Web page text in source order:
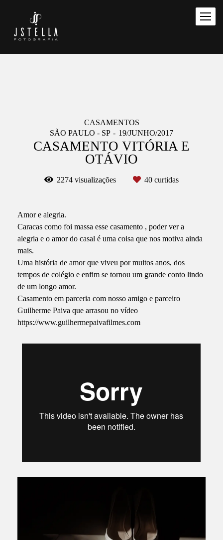
CASAMENTOS
SÃO PAULO - SP
19/JUNHO/2017
CASAMENTO VITÓRIA E
OTÁVIO
2274 visualizações 40 curtidas
Amor e alegria.
Caracas como foi massa esse casamento , poder ver a
alegria e o amor do casal é uma coisa que nos motiva ainda
mais.
Uma história de amor que viveu por muitos anos, dos
tempos de colégio e enfim se tornou um grande conto lindo
de um longo amor.
Casamento em parceria com nosso amigo e parceiro
Guilherme Paiva que arrasou no vídeo
https://www.guilhermepaivafilmes.com